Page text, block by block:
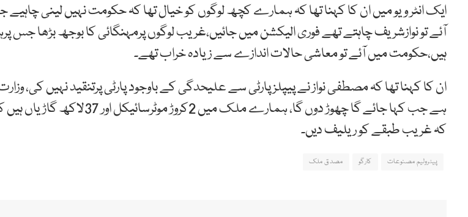
ایک انٹر ویو میں ان کا کہنا تھا کہ ہمارے کچھ لوگوں کو خیال تھا کہ حکومت نہیں لینی
آئے تو نوازشریف چاہتے تھے فوری الیکشن میں جائیں،غریب لوگوں پرمہنگائی کا بوجھ بڑھا
ہیں،حکومت میں آئے تو معاشی حالات اندازے سے زیادہ خراب تھے۔
ان کا کہنا تھا کہ مصطفی نواز نے پیپلز پارٹی سے علیحدگی کے باوجود پارٹی پرتنقید نہیں کی،
ہے جب کہا جائے گا چھوڑ دوں گا، ہمارے ملک میں
کہ غریب طبقے کو ریلیف دیں۔
پیٹرولیم مصنوعات کارگو مصدق ملک